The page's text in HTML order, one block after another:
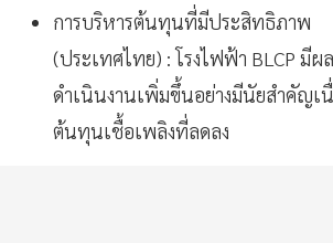
การบริหารต้นทุนที่มีประสิทธิภาพ
(ประเทศไทย) : โรงไฟฟ้า BLCP มีผ
ดำเนินงานเพิ่มขึ้นอย่างมีนัยสำคัญเ
ต้นทุนเชื้อเพลิงที่ลดลง